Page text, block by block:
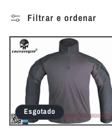
e
ç
:
Filtrar e ordenar
Esgotado